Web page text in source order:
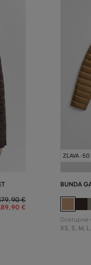
,90 €
,90 €
ZĽAVA -
BUNDA
Dostupné
XS, S, M, L,